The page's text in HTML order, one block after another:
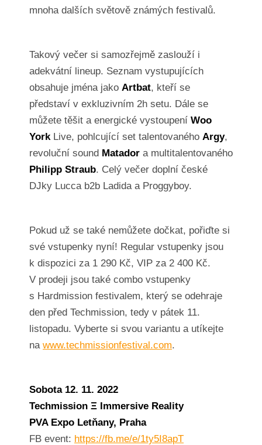
mnoha dalších světově známých festivalů.
Takový večer si samozřejmě zaslouží i
adekvátní lineup. Seznam vystupujících
obsahuje jména jako Artbat, kteří se
představí v exkluzivním 2h setu. Dále se
můžete těšit a energické vystoupení Woo
York Live, pohlcující set talentovaného Argy,
revoluční sound Matador a multitalentovaného
Philipp Straub. Celý večer doplní české
DJky Lucca b2b Ladida a Proggyboy.
Pokud už se také nemůžete dočkat, pořiďte si
své vstupenky nyní! Regular vstupenky jsou
k dispozici za 1 290 Kč, VIP za 2 400 Kč.
V prodeji jsou také combo vstupenky
s Hardmission festivalem, který se odehraje
den před Techmission, tedy v pátek 11.
listopadu. Vyberte si svou variantu a utíkejte
na www.techmissionfestival.com.
Sobota 12. 11. 2022
Techmission Ξ Immersive Reality
PVA Expo Letňany, Praha
FB event: https://fb.me/e/1ty5I8apT